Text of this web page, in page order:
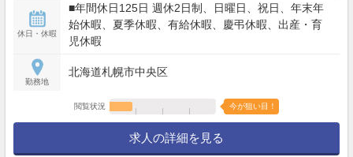
休日・休暇
■年間休日125日 週休2日制、日曜日、祝日、年末年
始休暇、夏季休暇、有給休暇、慶弔休暇、出産・育
児休暇
勤務地
北海道札幌市中央区
閲覧状況 今が狙い目！
求人の詳細を見る